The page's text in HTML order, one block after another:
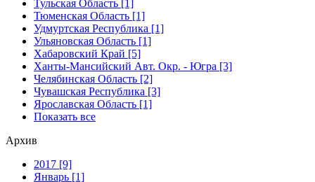
Тульская Область [1]
Тюменская Область [1]
Удмуртская Республика [1]
Ульяновская Область [1]
Хабаровский Край [5]
Ханты-Мансийский Авт. Окр. - Югра [3]
Челябинская Область [2]
Чувашская Республика [3]
Ярославская Область [1]
Показать все
Архив
2017 [9]
Январь [1]